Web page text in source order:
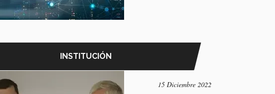
INSTITUCIÓN
15 Diciembre 2022